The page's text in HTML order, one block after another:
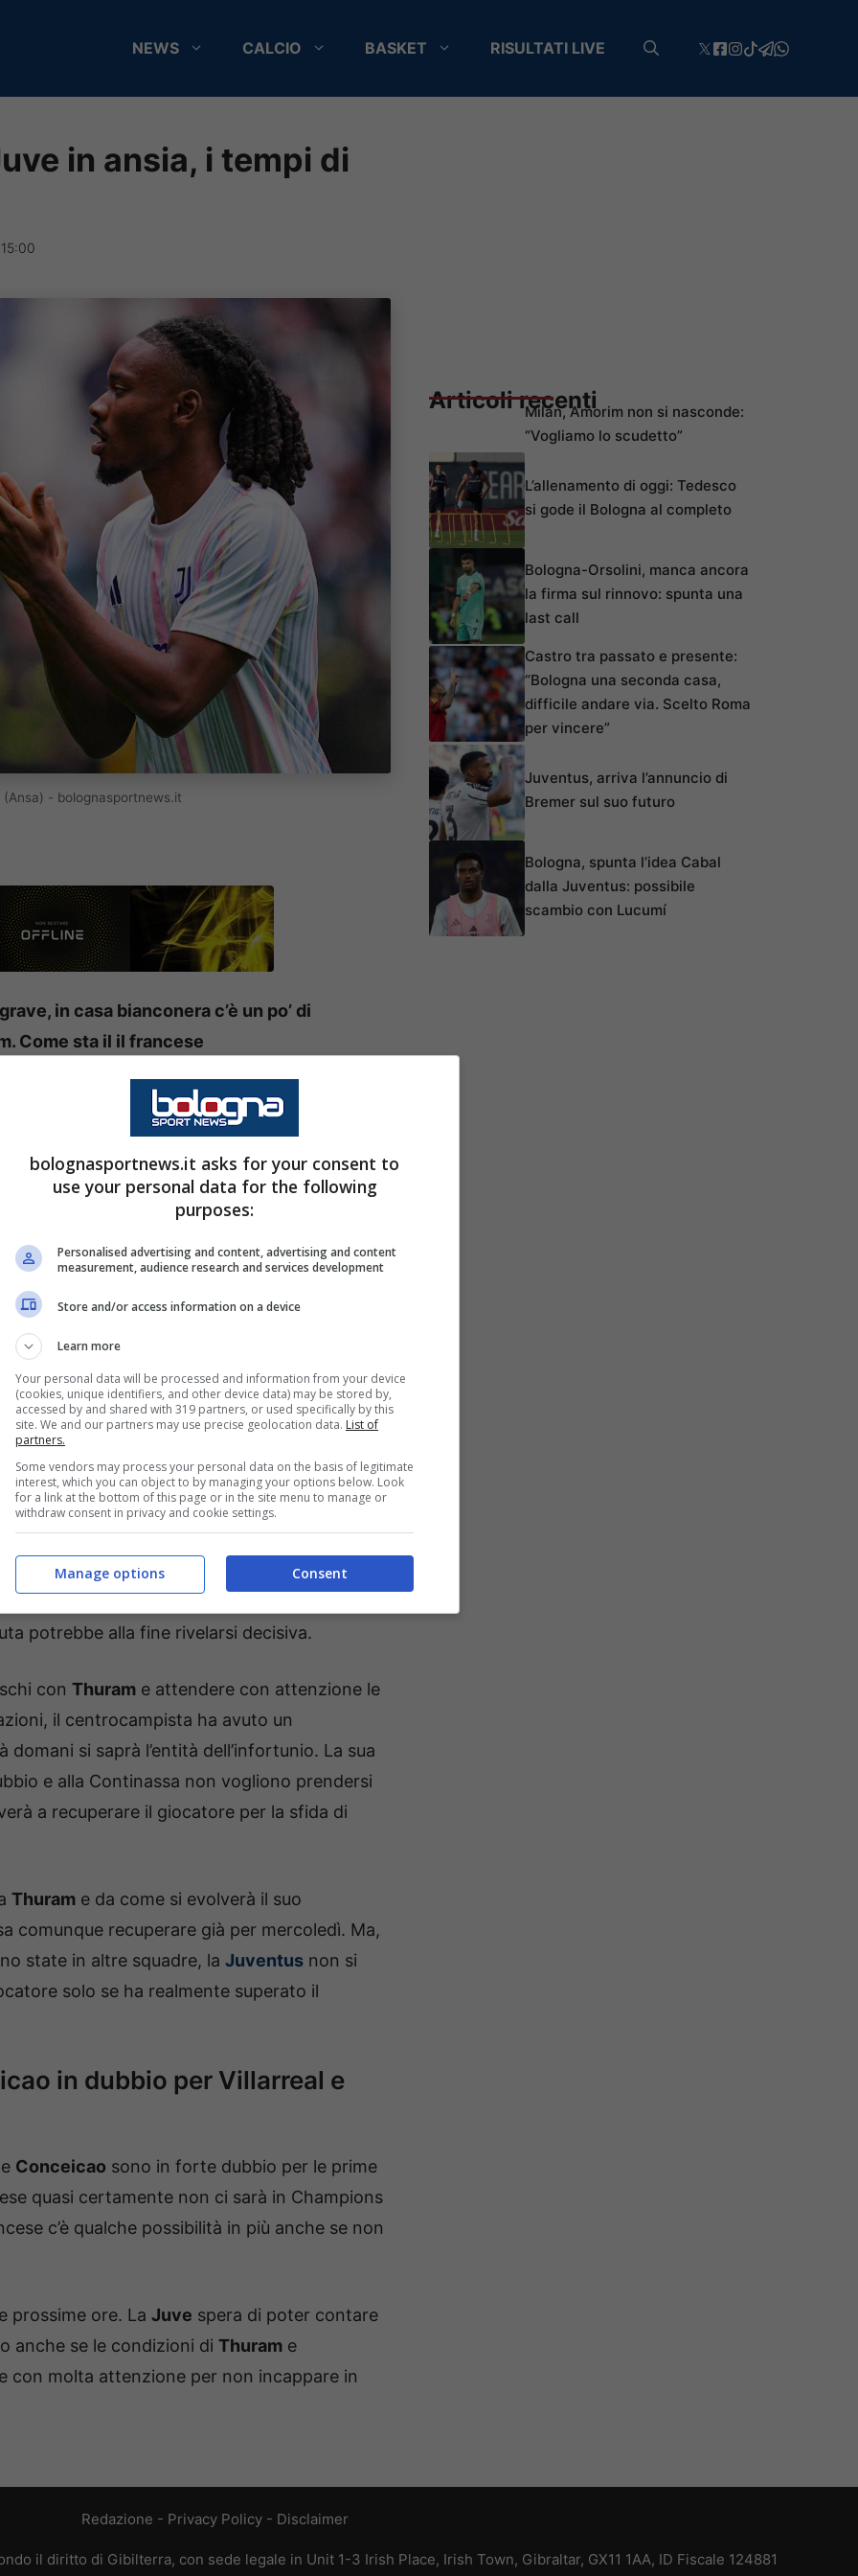
NEWS CALCIO BASKET RISULTATI LIVE
in ansia, i tempi di
- bolognasportnews.it
in casa bianconera c’è un po’ di
Come sta il il francese
di preoccupazione per le condizioni di
la ripresa degli allenamenti in casa
alcun infortunio. Semplicemente, secondo
colpo al ginocchio che lo ha fatto allarmare e il
sua presenza da titolare già in Champions
francese ha avuto un leggero infortunio e in
prima di capire meglio l’entità del
anche l’importanza che il giocatore ha
comunque si è delle ipotesi e vedremo magari
come sta il centrocampista
sicuramente imprescindibile per il modo di
mai a lui. Ma di certo l’infortuniopatito
attenzione anche perché siamo in una fase
potrebbe alla fine rivelarsi decisiva.
con Thuram e attendere con attenzione le
il centrocampista ha avuto un
si saprà l’entità dell’infortunio. La sua
e alla Continassa non vogliono prendersi
a recuperare il giocatore per la sfida di
Thuram e da come si evolverà il suo
comunque recuperare già per mercoledì. Ma,
state in altre squadre, la Juventus non si
solo se ha realmente superato il
in dubbio per Villarreal e
e Conceicao sono in forte dubbio per le prime
quasi certamente non ci sarà in Champions
c’è qualche possibilità in più anche se non
prossime ore. La Juve spera di poter contare
anche se le condizioni di Thuram e
con molta attenzione per non incappare in
Articoli recentiMilan, Amorim non si nasconde:
“Vogliamo lo scudetto”
L’allenamento di oggi: Tedesco
si gode il Bologna al completo
Bologna-Orsolini, manca ancora
la firma sul rinnovo: spunta una
last call
Castro tra passato e presente:
“Bologna una seconda casa,
difficile andare via. Scelto Roma
per vincere”
Juventus, arriva l’annuncio di
Bremer sul suo futuro
Bologna, spunta l’idea Cabal
dalla Juventus: possibile
scambio con Lucumí
Redazione - Privacy Policy- Disclaimer
il diritto di Gibilterra, con sede legale in Unit 1-3 Irish Place, Irish Town, Gibraltar, GX11 1AA, ID Fiscale 124881
bolognasportnews.it asks for your consent to
use your personal data for the following
purposes:
Personalised advertising and content, advertising and content
measurement, audience research and services development
Store and/or access information on a device
Learn more
Your personal data will be processed and information from your device
(cookies, unique identifiers, and other device data) may be stored by,
accessed by and shared with 319 partners, or used specifically by this
site. We and our partners may use precise geolocation data. List of
partners.
Some vendors may process your personal data on the basis of legitimate
interest, which you can object to by managing your options below. Look
for a link at the bottom of this page or in the site menu to manage or
withdraw consent in privacy and cookie settings.
Consent
Manage options